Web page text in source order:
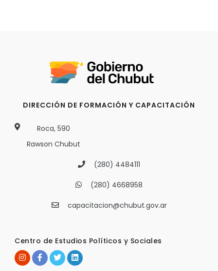
DIRECCIÓN DE FORMACIÓN Y CAPACITACIÓN
Roca, 590
Rawson Chubut
(280) 4484111
(280) 4668958
capacitacion@chubut.gov.ar
Centro de Estudios Políticos y Sociales